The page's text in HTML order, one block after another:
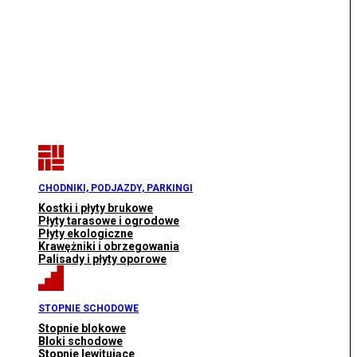
CHODNIKI, PODJAZDY, PARKINGI
Kostki i płyty brukowe
Płyty tarasowe i ogrodowe
Płyty ekologiczne
Krawężniki i obrzegowania
Palisady i płyty oporowe
STOPNIE SCHODOWE
Stopnie blokowe
Bloki schodowe
Stopnie lewitujące